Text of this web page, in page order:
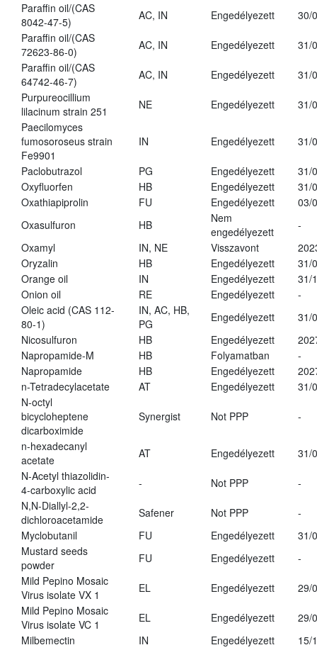
Paraffin oil/(CAS
8042-47-5)
AC, IN Engedélyezett
30/
Paraffin oil/(CAS
72623-86-0)
AC, IN Engedélyezett
31/
Paraffin oil/(CAS
64742-46-7)
AC, IN Engedélyezett
31/
Purpureocillium
lilacinum strain 251
NE Engedélyezett
31/
Paecilomyces
fumosoroseus strain
Fe9901
IN Engedélyezett 31/
Paclobutrazol PG Engedélyezett
31/
Oxyfluorfen
HB Engedélyezett
31/
Oxathiapiprolin
FU Engedélyezett
03/
Oxasulfuron
HB
Nem
engedélyezett
-
Oxamyl
IN, NE Visszavont
Oryzalin
HB Engedélyezett
31/
Orange oil
IN Engedélyezett
31/
Onion oil
RE Engedélyezett
-
Oleic acid (CAS 112-
80-1)
IN, AC, HB,
PG
Engedélyezett
31/
Nicosulfuron
HB Engedélyezett
Napropamide-M
HB Folyamatban
-
Napropamide
HB Engedélyezett
n-Tetradecylacetate
AT Engedélyezett
31/
N-octyl
bicycloheptene
dicarboximide
Synergist Not PPP -
n-hexadecanyl
acetate
AT Engedélyezett
31/
N-Acetyl thiazolidin-
4-carboxylic acid
- Not PPP
-
N,N-Diallyl-2,2-
dichloroacetamide
Safener Not PPP
-
Myclobutanil
FU Engedélyezett
31/
Mustard seeds
powder
FU Engedélyezett
-
Mild Pepino Mosaic
Virus isolate VX 1
EL Engedélyezett
29/
Mild Pepino Mosaic
Virus isolate VC 1
EL Engedélyezett
29/
Milbemectin
IN Engedélyezett
15/